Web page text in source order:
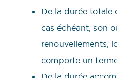
De la durée totale
cas échéant, son
renouvellements,
comporte un